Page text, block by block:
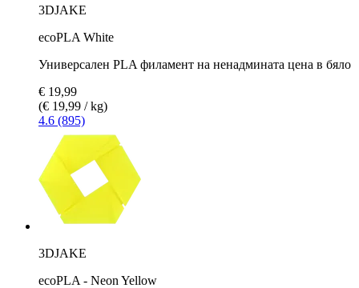
3DJAKE
ecoPLA White
Универсален PLA филамент на ненадмината цена в бяло
€ 19,99
(€ 19,99 / kg)
4.6 (895)
3DJAKE
ecoPLA - Neon Yellow